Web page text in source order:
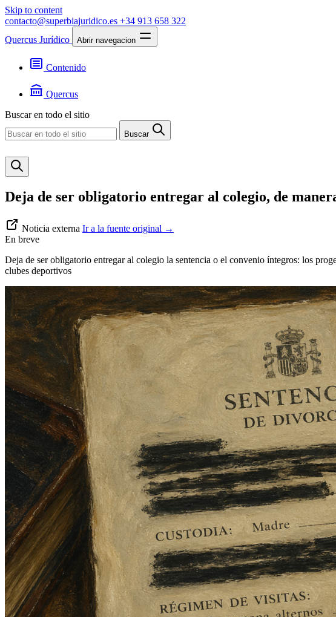
Skip to content
contacto@superbiajuridico.es +34 913 658 322
Quercus Jurídico
Abrir navegacion
Contenido
Noticias
Quercus
Contacto
Buscar en todo el sitio
Buscar
Deja de ser obligatorio entregar al colegio, de
Noticia externa Ir a la fuente original →
En breve
Deja de ser obligatorio entregar al colegio la sentencia o el convenio íntegros: los
clubes deportivos